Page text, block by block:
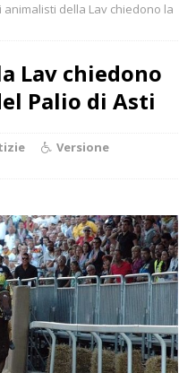
animalisti della Lav chiedono la
Lav chiedono
Palio di Asti
Versione